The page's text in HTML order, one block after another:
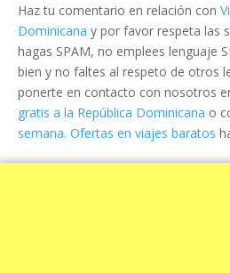
Haz tu comentario en relación con
Dominicana y por favor respeta las
hagas SPAM, no emplees lenguaje
bien y no faltes al respeto de otros
ponerte en contacto con nosotros
gratis a la República Dominicana o
semana. Ofertas en viajes baratos